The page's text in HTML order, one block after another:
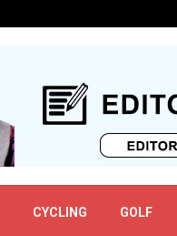
CYCLING GOLF